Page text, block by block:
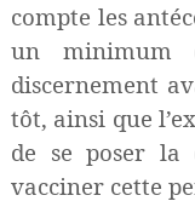
compte les
un minimum
discernement
tôt, ainsi que
de se poser la
vacciner cette